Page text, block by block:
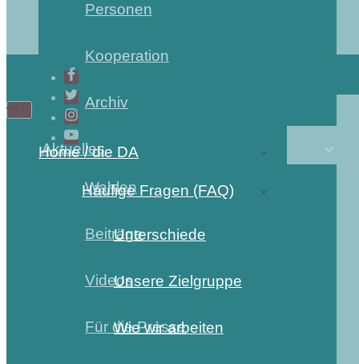
Personen
Kooperation
Archiv
Aktuelles
Wahlen
Beiträge
Videos
Für die Presse
Home / die DA
Häufige Fragen (FAQ)
Unterschiede
Unsere Zielgruppe
Wie wir arbeiten